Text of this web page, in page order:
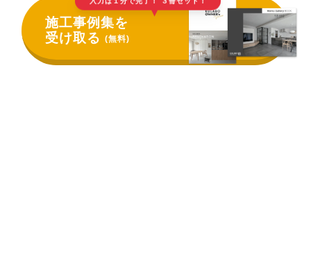
▲
施工事例集を
受け取る(無料)